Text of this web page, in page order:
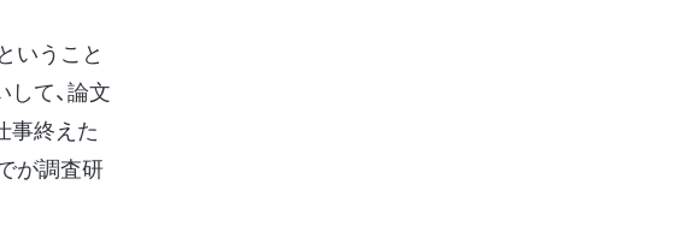
いうこと
て、論文
事終えた
が調査研